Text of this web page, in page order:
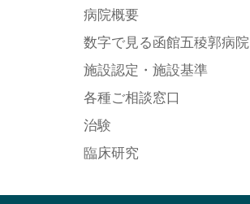
病院概要
数字で見る函館五稜郭病院
施設認定・施設基準
各種ご相談窓口
治験
臨床研究